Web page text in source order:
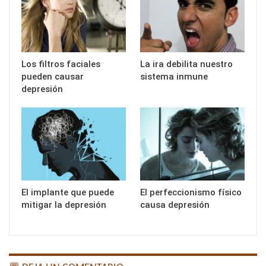
Los filtros faciales
pueden causar
depresión
La ira debilita nuestro
sistema inmune
El implante que puede
mitigar la depresión
El perfeccionismo físico
causa depresión